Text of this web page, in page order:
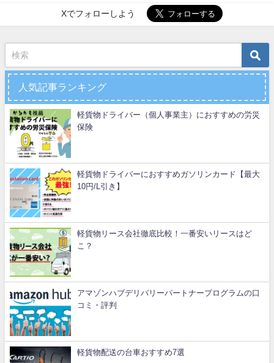
Xでフォローしよう
人気記事ランキング
軽貨物ドライバー（個人事業主）におすすめの労災
保険
軽貨物ドライバーにおすすめガソリンカード【最大
10円/L引き】
軽貨物リース会社徹底比較！一番安いリースはど
こ？
アマゾンハブデリバリーパートナープログラムの口
コミ・評判
軽貨物配送の台車おすすめ7選